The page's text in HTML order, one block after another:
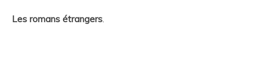
Les romans étrangers.